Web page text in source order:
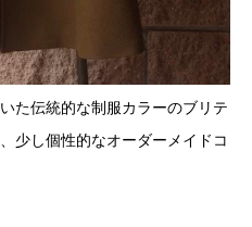
た伝統的な制服カラーのブリテ
少し個性的なオーダーメイドコ